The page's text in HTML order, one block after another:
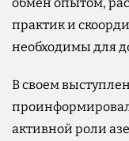
практик и
необходимы для
В своем
активной роли